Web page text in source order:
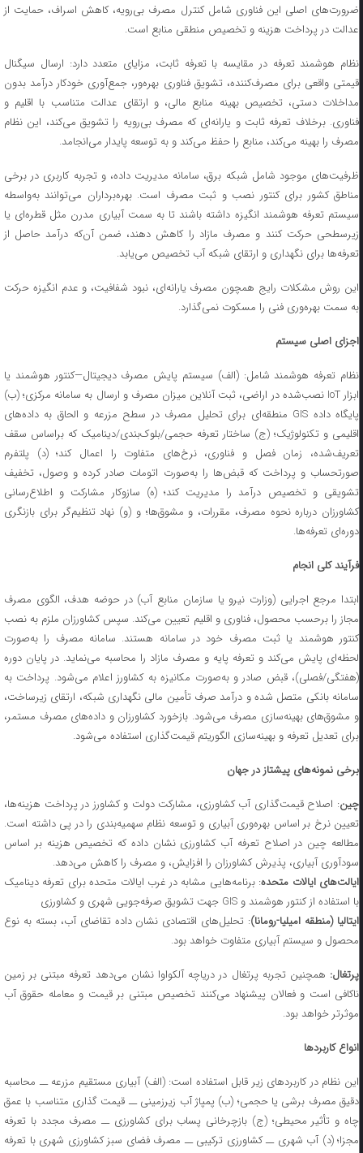
ضرورت‌های اصلی این فناوری شامل کنترل مصرف بی‌رویه، کاهش اسراف، حمایت از
عدالت در پرداخت هزینه و تخصیص منطقی منابع است.
نظام هوشمند تعرفه در مقایسه با تعرفه ثابت، مزایای متعدد دارد: ارسال سیگنال
قیمتی واقعی برای مصرف‌کننده، تشویق فناوری بهره‌ور، جمع‌آوری خودکار درآمد بدون
مداخلات دستی، تخصیص بهینه منابع مالی، و ارتقای عدالت متناسب با اقلیم و
فناوری. برخلاف تعرفه ثابت و یارانه‌ای که مصرف بی‌رویه را تشویق می‌کند، این نظام
مصرف را بهینه می‌کند، منابع را حفظ می‌کند و به توسعه پایدار می‌انجامد.
ظرفیت‌های موجود شامل شبکه برق، سامانه مدیریت داده، و تجربه کاربری در برخی
مناطق کشور برای کنتور نصب و ثبت مصرف است. بهره‌برداران می‌توانند به‌واسطه
سیستم تعرفه هوشمند انگیزه داشته باشند تا به سمت آبیاری مدرن مثل قطره‌ای یا
زیرسطحی حرکت کنند و مصرف مازاد را کاهش دهند، ضمن آن‌که درآمد حاصل از
تعرفه‌ها برای نگهداری و ارتقای شبکه آب تخصیص می‌یابد.
این روش مشکلات رایج همچون مصرف یارانه‌ای، نبود شفافیت، و عدم انگیزه حرکت
به سمت بهره‌وری فنی را مسکوت نمی‌گذارد.
اجزای اصلی سیستم
نظام تعرفه هوشمند شامل: (الف) سیستم پایش مصرف دیجیتال—کنتور هوشمند یا
ابزار IoT نصب‌شده در اراضی، ثبت آنلاین میزان مصرف و ارسال به سامانه مرکزی؛ (ب)
پایگاه داده GIS منطقه‌ای برای تحلیل مصرف در سطح مزرعه و الحاق به داده‌های
اقلیمی و تکنولوژیک؛ (ج) ساختار تعرفه حجمی/بلوک‌بندی/دینامیک که براساس سقف
تعریف‌شده، زمان فصل و فناوری، نرخ‌های متفاوت را اعمال کند؛ (د) پلتفرم
صورتحساب و پرداخت که قبض‌ها را به‌صورت اتومات صادر کرده و وصول، تخفیف
تشویقی و تخصیص درآمد را مدیریت کند؛ (ه) سازوکار مشارکت و اطلاع‌رسانی
کشاورزان درباره نحوه مصرف، مقررات، و مشوق‌ها؛ و (و) نهاد تنظیم‌گر برای بازنگری
دوره‌ای تعرفه‌ها.
فرآیند کلی انجام
ابتدا مرجع اجرایی (وزارت نیرو یا سازمان منابع آب) در حوضه هدف، الگوی مصرف
مجاز را برحسب محصول، فناوری و اقلیم تعیین می‌کند. سپس کشاورزان ملزم به نصب
کنتور هوشمند یا ثبت مصرف خود در سامانه هستند. سامانه مصرف را به‌صورت
لحظه‌ای پایش می‌کند و تعرفه پایه و مصرف مازاد را محاسبه می‌نماید. در پایان دوره
(هفتگی/فصلی)، قبض صادر و به‌صورت مکانیزه به کشاورز اعلام می‌شود. پرداخت به
سامانه بانکی متصل شده و درآمد صرف تأمین مالی نگهداری شبکه، ارتقای زیرساخت،
و مشوق‌های بهینه‌سازی مصرف می‌شود. بازخورد کشاورزان و داده‌های مصرف مستمر،
برای تعدیل تعرفه و بهینه‌سازی الگوریتم قیمت‌گذاری استفاده می‌شود.
برخی نمونه‌های پیشتاز در جهان
چین: اصلاح قیمت‌گذاری آب کشاورزی، مشارکت دولت و کشاورز در پرداخت هزینه‌ها،
تعیین نرخ بر اساس بهره‌وری آبیاری و توسعه نظام سهمیه‌بندی را در پی داشته است.
مطالعه چین در اصلاح تعرفه آب کشاورزی نشان داده که تخصیص هزینه بر اساس
سودآوری آبیاری، پذیرش کشاورزان را افزایش، و مصرف را کاهش می‌دهد.
ایالت‌های ایالات متحده: برنامه‌هایی مشابه در غرب ایالات متحده برای تعرفه دینامیک
با استفاده از کنتور هوشمند و GIS جهت تشویق صرفه‌جویی شهری و کشاورزی
ایتالیا (منطقه امیلیا-رومانا): تحلیل‌های اقتصادی نشان داده تقاضای آب، بسته به نوع
محصول و سیستم آبیاری متفاوت خواهد بود.
پرتغال:همچنین تجربه پرتغال در دریاچه آلکواوا نشان می‌دهد تعرفه مبتنی بر زمین
ناکافی است و فعالان پیشنهاد می‌کنند تخصیص مبتنی بر قیمت و معامله حقوق آب
موثرتر خواهد بود.
انواع کاربردها
این نظام در کاربردهای زیر قابل استفاده است: (الف) آبیاری مستقیم مزرعه ــ محاسبه
دقیق مصرف برشی یا حجمی؛ (ب) پمپاژ آب زیرزمینی ــ قیمت گذاری متناسب با عمق
چاه و تأثیر محیطی؛ (ج) بازچرخانی پساب برای کشاورزی ــ مصرف مجدد با تعرفه
مجزا؛ (د) آب شهری ــ کشاورزی ترکیبی ــ مصرف فضای سبز کشاورزی شهری با تعرفه